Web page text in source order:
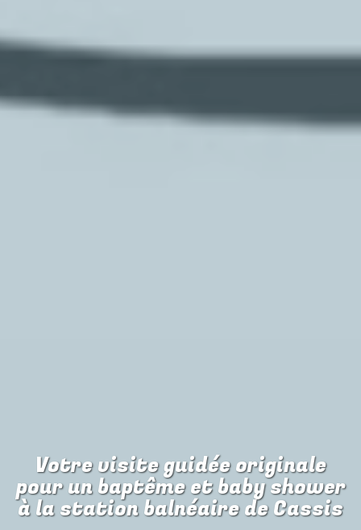
Votre visite guidée originale
pourun baptême et baby shower
à la station balnéaire de Cassis